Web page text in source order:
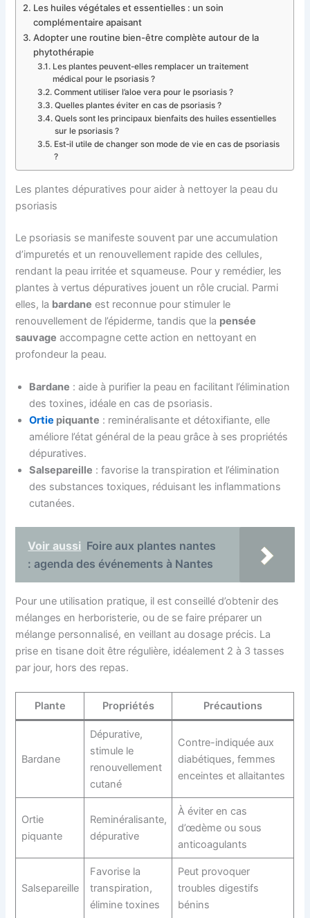
Les huiles végétales et essentielles : un soin
complémentaire apaisant
Adopter une routine bien-être complète autour de la
phytothérapie
Les plantes peuvent-elles remplacer un traitement
médical pour le psoriasis ?
Comment utiliser l’aloe vera pour le psoriasis ?
Quelles plantes éviter en cas de psoriasis ?
Quels sont les principaux bienfaits des huiles essentielles
sur le psoriasis ?
Est-il utile de changer son mode de vie en cas de psoriasis
?
Les plantes dépuratives pour aider à nettoyer la peau du
psoriasis
Le psoriasis se manifeste souvent par une accumulation
d’impuretés et un renouvellement rapide des cellules,
rendant la peau irritée et squameuse. Pour y remédier, les
plantes à vertus dépuratives jouent un rôle crucial. Parmi
elles, la bardane est reconnue pour stimuler le
renouvellement de l’épiderme, tandis que la pensée
sauvage accompagne cette action en nettoyant en
profondeur la peau.
Bardane : aide à purifier la peau en facilitant l’élimination
des toxines, idéale en cas de psoriasis.
Ortie piquante : reminéralisante et détoxifiante, elle
améliore l’état général de la peau grâce à ses propriétés
dépuratives.
Salsepareille : favorise la transpiration et l’élimination
des substances toxiques, réduisant les inflammations
cutanées.
Voir aussi Foire aux plantes nantes
: agenda des événements à Nantes
Pour une utilisation pratique, il est conseillé d’obtenir des
mélanges en herboristerie, ou de se faire préparer un
mélange personnalisé, en veillant au dosage précis. La
prise en tisane doit être régulière, idéalement 2 à 3 tasses
par jour, hors des repas.
Plante Propriétés Précautions
Bardane
Dépurative,
stimule le
renouvellement
cutané
Contre-indiquée aux
diabétiques, femmes
enceintes et allaitantes
Ortie
piquante
Reminéralisante,
dépurative
À éviter en cas
d’œdème ou sous
anticoagulants
Salsepareille
Favorise la
transpiration,
élimine toxines
Peut provoquer
troubles digestifs
bénins